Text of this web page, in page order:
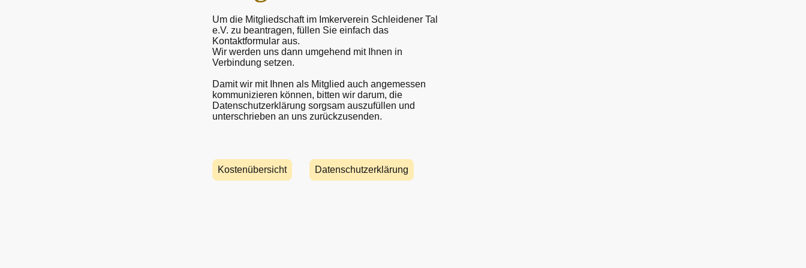
Um die Mitgliedschaft im Imkerverein Schleidener Tal
e.V. zu beantragen, füllen Sie einfach das
Kontaktformular aus.
Wir werden uns dann umgehend mit Ihnen in
Verbindung setzen.
Damit wir mit Ihnen als Mitglied auch angemessen
kommunizieren können, bitten wir darum, die
Datenschutzerklärung sorgsam auszufüllen und
unterschrieben an uns zurückzusenden.
Kostenübersicht Datenschutzerklärung